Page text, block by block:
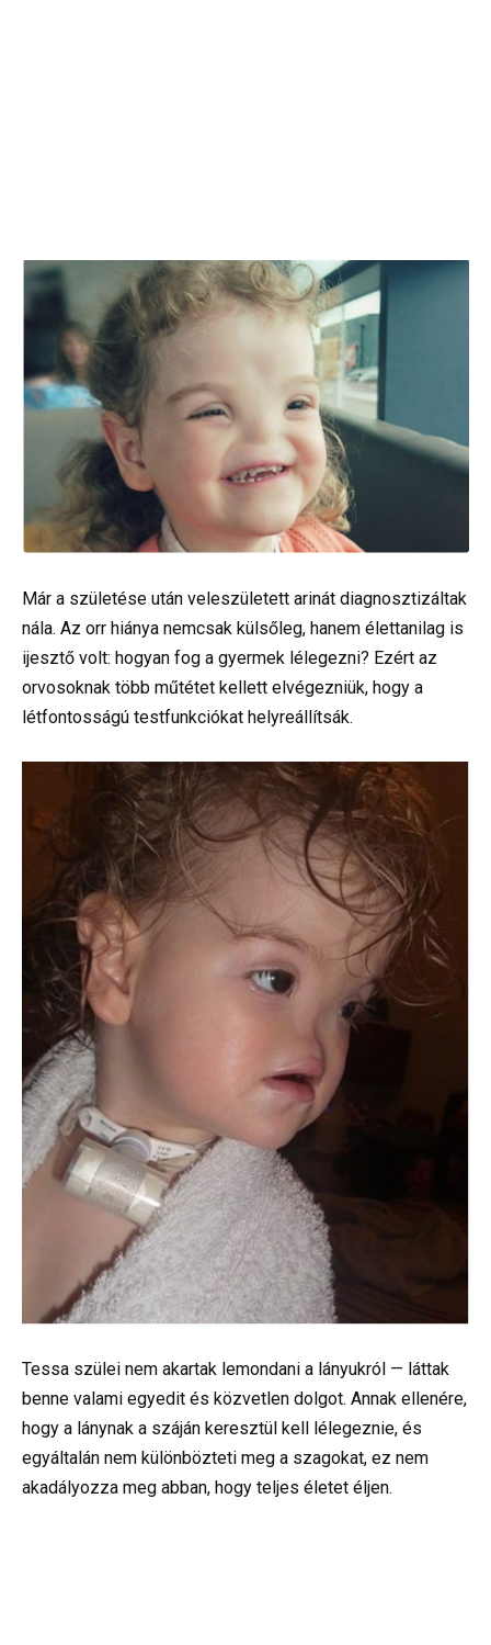
Már a születése után veleszületett arinát diagnosztizáltak
nála. Az orr hiánya nemcsak külsőleg, hanem élettanilag is
ijesztő volt: hogyan fog a gyermek lélegezni? Ezért az
orvosoknak több műtétet kellett elvégezniük, hogy a
létfontosságú testfunkciókat helyreállítsák.
Tessa szülei nem akartak lemondani a lányukról — láttak
benne valami egyedit és közvetlen dolgot. Annak ellenére,
hogy a lánynak a száján keresztül kell lélegeznie, és
egyáltalán nem különbözteti meg a szagokat, ez nem
akadályozza meg abban, hogy teljes életet éljen.